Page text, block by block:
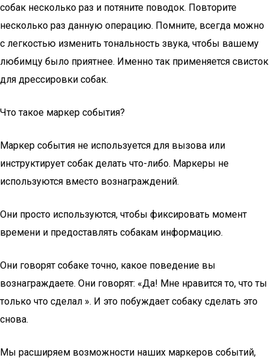
собак несколько раз и потяните поводок. Повторите
несколько раз данную операцию. Помните, всегда можно
с легкостью изменить тональность звука, чтобы вашему
любимцу было приятнее. Именно так применяется свисток
для дрессировки собак.
Что такое маркер события?
Маркер события не используется для вызова или
инструктирует собак делать что-либо. Маркеры не
используются вместо вознаграждений.
Они просто используются, чтобы фиксировать момент
времени и предоставлять собакам информацию.
Они говорят собаке точно, какое поведение вы
вознаграждаете. Они говорят: «Да! Мне нравится то, что ты
только что сделал ». И это побуждает собаку сделать это
снова.
Мы расширяем возможности наших маркеров событий,